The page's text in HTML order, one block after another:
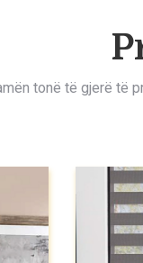
tonë të gjerë të